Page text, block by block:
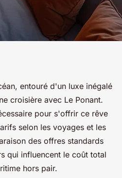
de luxe
de lecture
entouré d'un luxe inégalé
croisière avec Le Ponant.
pour s'offrir ce rêve
selon les voyages et les
des offres standards
qui influencent le coût total
hors pair.